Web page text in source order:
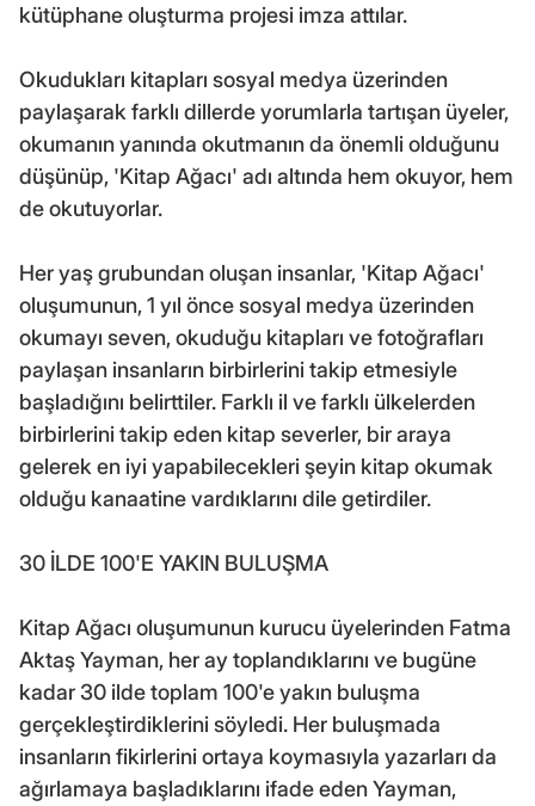
kütüphane oluşturma projesi imza attılar.
Okudukları kitapları sosyal medya üzerinden
paylaşarak farklı dillerde yorumlarla tartışan üyeler,
okumanın yanında okutmanın da önemli olduğunu
düşünüp, 'Kitap Ağacı' adı altında hem okuyor, hem
de okutuyorlar.
Her yaş grubundan oluşan insanlar, 'Kitap Ağacı'
oluşumunun, 1 yıl önce sosyal medya üzerinden
okumayı seven, okuduğu kitapları ve fotoğrafları
paylaşan insanların birbirlerini takip etmesiyle
başladığını belirttiler. Farklı il ve farklı ülkelerden
birbirlerini takip eden kitap severler, bir araya
gelerek en iyi yapabilecekleri şeyin kitap okumak
olduğu kanaatine vardıklarını dile getirdiler.
30 İLDE 100'E YAKIN BULUŞMA
Kitap Ağacı oluşumunun kurucu üyelerinden Fatma
Aktaş Yayman, her ay toplandıklarını ve bugüne
kadar 30 ilde toplam 100'e yakın buluşma
gerçekleştirdiklerini söyledi. Her buluşmada
insanların fikirlerini ortaya koymasıyla yazarları da
ağırlamaya başladıklarını ifade eden Yayman,